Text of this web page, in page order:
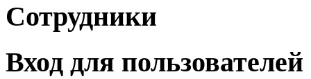
Сотрудники
Вход для пользователей